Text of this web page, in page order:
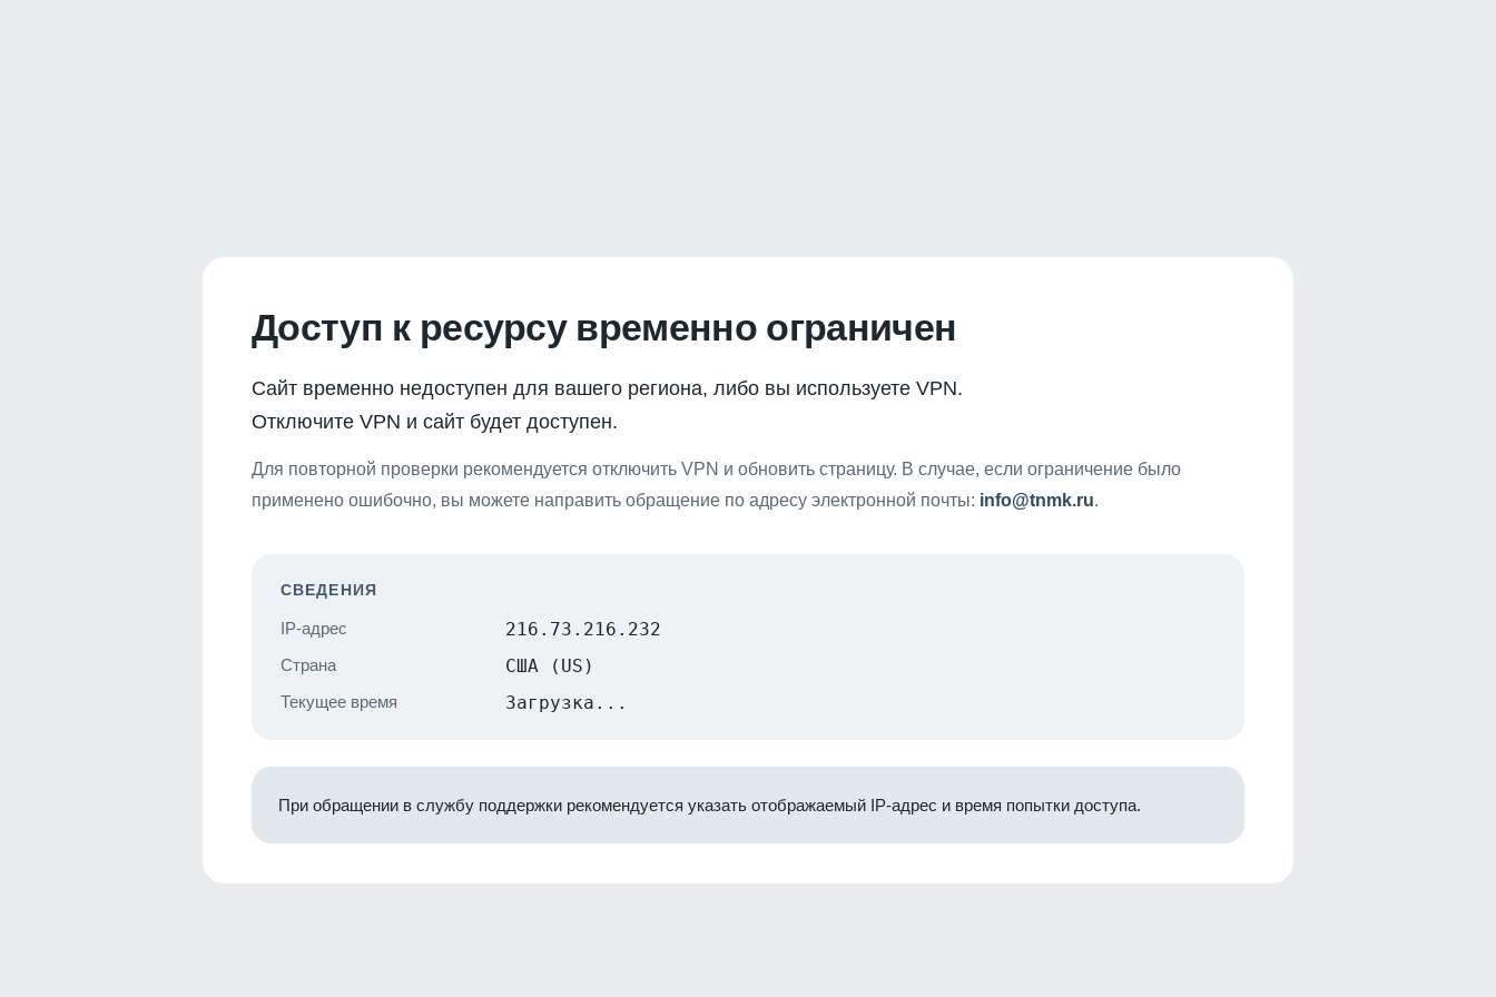
Доступ к ресурсу временно ограничен
Сайт временно недоступен для вашего региона, либо вы используете VPN.
Отключите VPN и сайт будет доступен.
Для повторной проверки рекомендуется отключить VPN и обновить страницу. В случае, если ограничение было
применено ошибочно, вы можете направить обращение по адресу электронной почты: info@tnmk.ru.
СВЕДЕНИЯ
IP-адрес 216.73.216.232
Страна США (US)
Текущее время Загрузка...
При обращении в службу поддержки рекомендуется указать отображаемый IP-адрес и время попытки доступа.